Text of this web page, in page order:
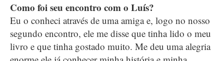
Como foi seu encontro com o Luís?
Eu o conheci através de uma amiga e, logo no nosso
segundo encontro, ele me disse que tinha lido o meu
livro e que tinha gostado muito. Me deu uma alegria